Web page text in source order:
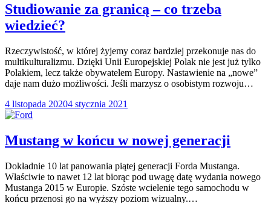
Studiowanie za granicą – co trzeba
wiedzieć?
Rzeczywistość, w której żyjemy coraz bardziej przekonuje nas do
multikulturalizmu. Dzięki Unii Europejskiej Polak nie jest już tylko
Polakiem, lecz także obywatelem Europy. Nastawienie na „nowe”
daje nam dużo możliwości. Jeśli marzysz o osobistym rozwoju…
4 listopada 20204 stycznia 2021
Mustang w końcu w nowej generacji
Dokładnie 10 lat panowania piątej generacji Forda Mustanga.
Właściwie to nawet 12 lat biorąc pod uwagę datę wydania nowego
Mustanga 2015 w Europie. Szóste wcielenie tego samochodu w
końcu przenosi go na wyższy poziom wizualny.…